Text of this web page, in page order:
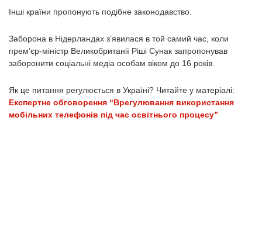
Інші країни пропонують подібне законодавство.
Заборона в Нідерландах з’явилася в той самий час, коли
прем’єр-міністр Великобританії Ріші Сунак запропонував
заборонити соціальні медіа особам віком до 16 років.
Як це питання регулюється в Україні? Читайте у матеріалі:
Експертне обговорення “Врегулювання використання
мобільних телефонів під час освітнього процесу”